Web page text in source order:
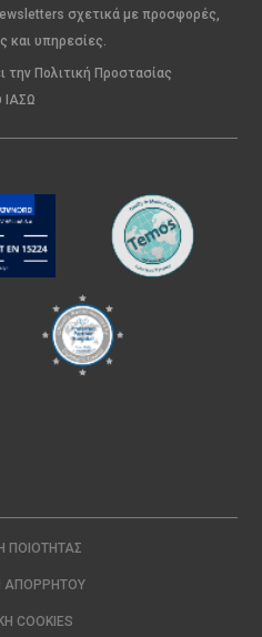
σχετικά με προσφορές,
και υπηρεσίες.
την Πολιτική Προστασίας
ΠΟΙΌΤΗΤΑΣ
ΑΠΟΡΡΉΤΟΥ
COOKIES